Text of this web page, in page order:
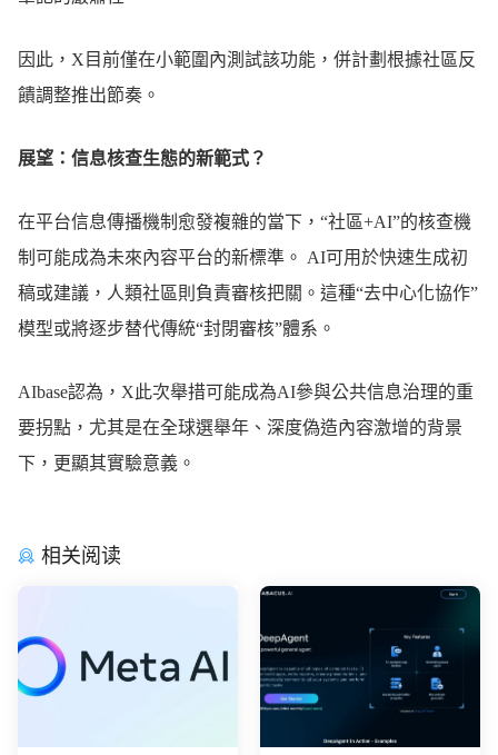
因此，X目前僅在小範圍內測試該功能，併計劃根據社區反
饋調整推出節奏。
展望：信息核查生態的新範式？
在平台信息傳播機制愈發複雜的當下，“社區+AI”的核查機
制可能成為未來內容平台的新標準。 AI可用於快速生成初
稿或建議，人類社區則負責審核把關。這種“去中心化協作”
模型或將逐步替代傳統“封閉審核”體系。
AIbase認為，X此次舉措可能成為AI參與公共信息治理的重
要拐點，尤其是在全球選舉年、深度偽造內容激增的背景
下，更顯其實驗意義。
相关阅读